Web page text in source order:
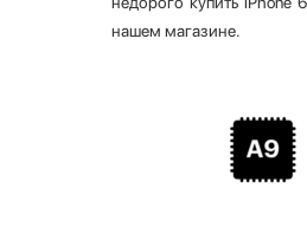
нашем магазине.